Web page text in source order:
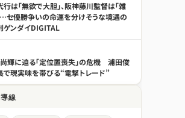
は「無欲で大胆」、阪神藤川監督は「雑
…セ優勝争いの命運を分けそうな境遇の
ゲンダイDIGITAL
尚輝に迫る「定位置喪失」の危機 浦田俊
で現実味を帯びる“電撃トレード”
線